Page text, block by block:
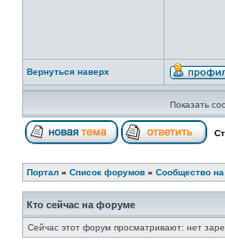
Вернуться наверх
Показать
Портал » Список форумов » Сообщество
Кто сейчас на форуме
Сейчас этот форум просматривают: нет